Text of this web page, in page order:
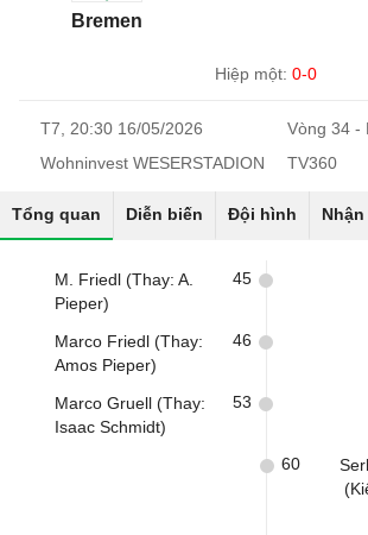
Bremen
Hiệp một: 0-0
T7, 20:30 16/05/2026
Vòng 34 -
Wohninvest WESERSTADION
TV360
Tổng quan Diễn biến Đội hình
M. Friedl (Thay: A.
Pieper)
45
Marco Friedl (Thay:
Amos Pieper)
46
Marco Gruell (Thay:
Isaac Schmidt)
53
60